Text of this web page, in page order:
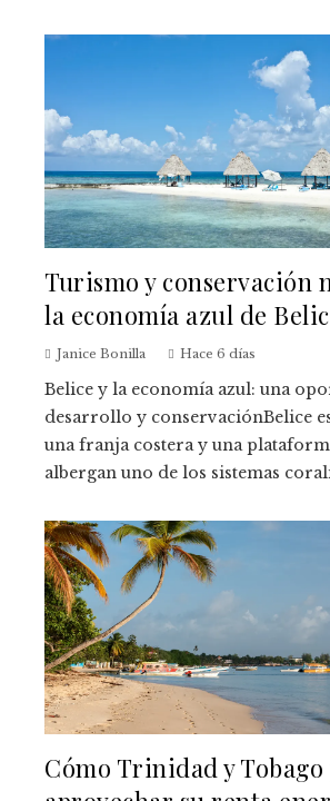
Turismo y conservación
la economía azul de
Janice Bonilla Hace 6 días
Belice y la economía azul: una
desarrollo y conservaciónBelice
una franja costera y una
albergan uno de los sistemas
Cómo Trinidad y Tobago